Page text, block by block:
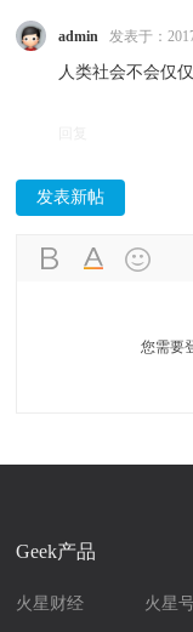
admin 发表于：
人类社会不会仅
发表新帖
您需要
Geek产品
火星财经 火星